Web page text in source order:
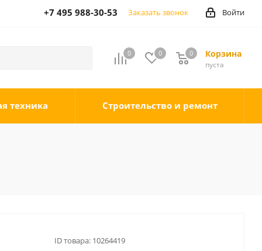
Войти
+7 495 988-30-53 Заказать звонок
0 0 Корзина
0
пуста
0
техника Строительство и ремонт
ID товара: 10264419